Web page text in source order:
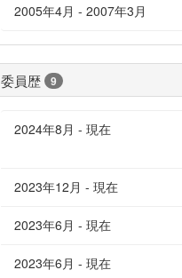
2005年4月 - 2007年3月
委員歴 9
2024年8月 - 現在
2023年12月 - 現在
2023年6月 - 現在
2023年6月 - 現在